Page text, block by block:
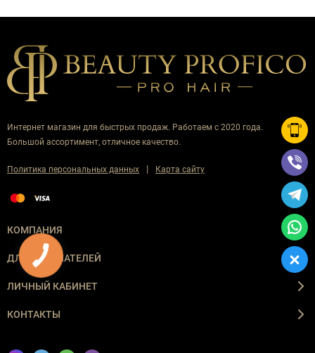
Интернет магазин для быстрых продаж. Работаем с 2020 года.
Большой ассортимент, отличное качество.
Политика персональных данных | Карта сайту
КОМПАНИЯ
ДЛЯ ПОКУПАТЕЛЕЙ
ЛИЧНЫЙ КАБИНЕТ
КОНТАКТЫ